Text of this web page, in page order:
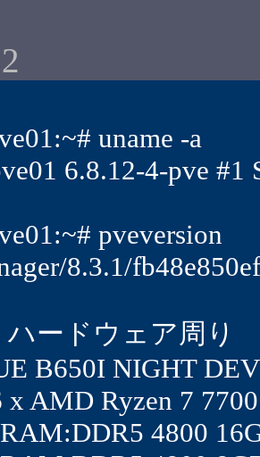
uname -a
6.8.12-4-pve
pveversion
8.3.1/
ハードウェア周り
B650I NIGHT
x AMD Ryzen 7
4800